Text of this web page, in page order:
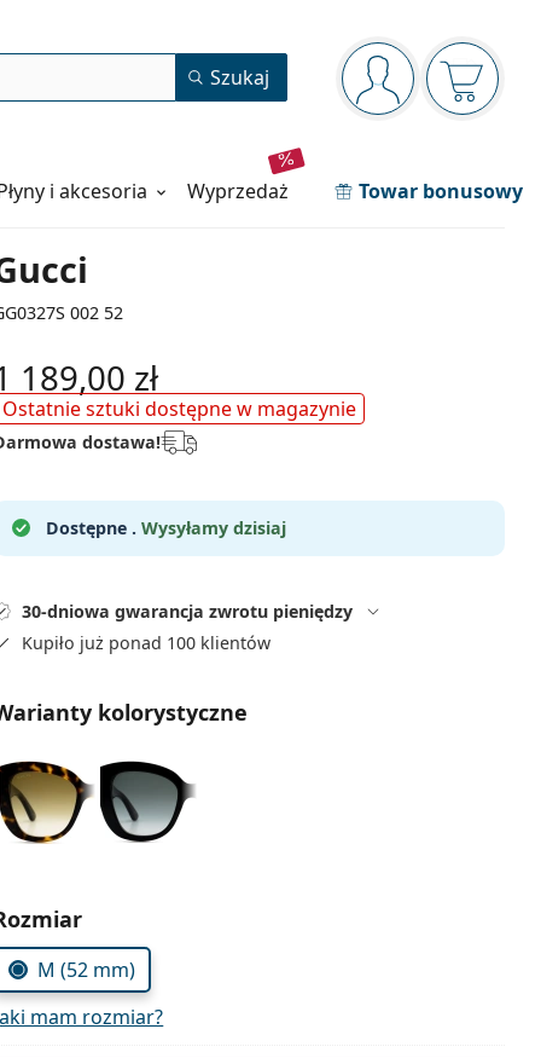
Panel nawigacyjny
jesteś
Koszyk
Szukaj
i akcesoria wyprzedaż Towar bonusowy
002 52
189,00 zł
Ostatnie sztuki dostępne w magazynie
dostawa!
Dostępne . Wysyłamy dzisiaj
30-dniowa gwarancja zwrotu pieniędzy
Kupiło już ponad 100 klientów
kolorystyczne
parametry
M (52 mm)
mam rozmiar?